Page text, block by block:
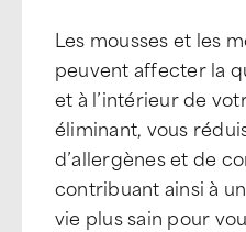
Les mousses et les
peuvent affecter la
et à l’intérieur de
éliminant, vous
d’allergènes et de
contribuant ainsi à
vie plus sain pour